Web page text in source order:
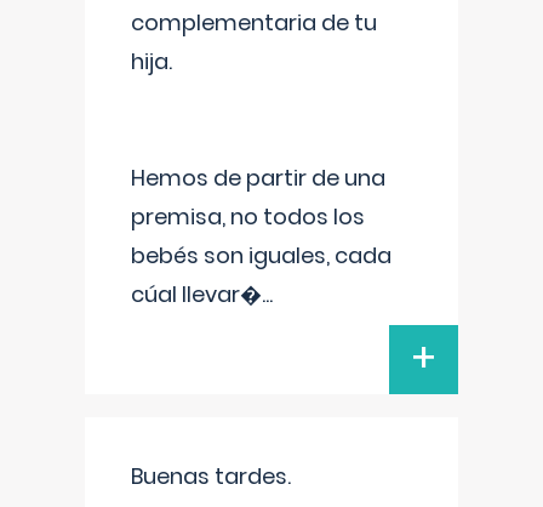
complementaria de tu
hija.
Hemos de partir de una
premisa, no todos los
bebés son iguales, cada
cúal llevar�...
+
Buenas tardes.